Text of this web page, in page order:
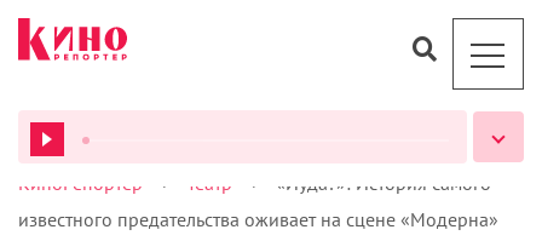
ВСЕ ПОДКАСТЫ
КиноРепортер > Театр >
«Иуда?»: История самого
известного предательства оживает на сцене «Модерна»